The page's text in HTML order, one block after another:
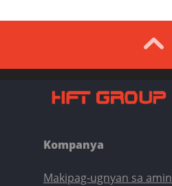
Kompanya
Makipag-ugnyan sa amin